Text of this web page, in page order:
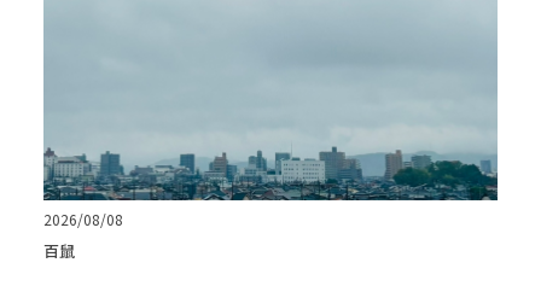
2026/08/08
百鼠